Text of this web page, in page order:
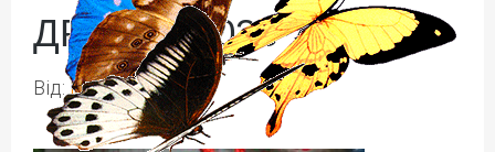
ДРУЖБЫ 033 720
Від: Ірина Іваськів